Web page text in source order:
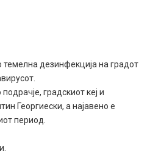
темелна дезинфекција на градот
градскиот кеј и
Георгиески, а најавено е
период.